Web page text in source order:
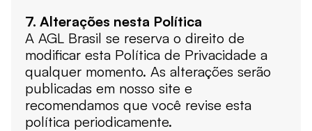
7. Alterações nesta Política
A AGL Brasil se reserva o direito de
modificar esta Política de Privacidade a
qualquer momento. As alterações serão
publicadas em nosso site e
recomendamos que você revise esta
política periodicamente.